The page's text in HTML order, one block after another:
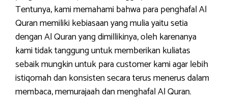
Tentunya, kami memahami bahwa para penghafal Al
Quran memiliki kebiasaan yang mulia yaitu setia
dengan Al Quran yang dimillikinya, oleh karenanya
kami tidak tanggung untuk memberikan kuliatas
sebaik mungkin untuk para customer kami agar lebih
istiqomah dan konsisten secara terus menerus dalam
membaca, memurajaah dan menghafal Al Quran.